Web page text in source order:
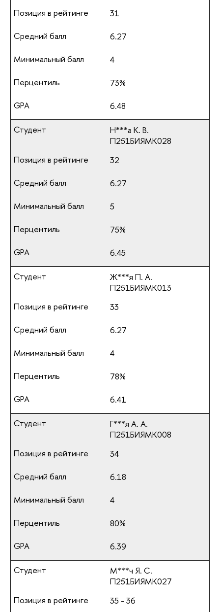
31
6.27
4
73%
6.48
Н***а К. В.
П251БИЯМК028
32
6.27
5
75%
6.45
Ж***я П. А.
П251БИЯМК013
33
6.27
4
78%
6.41
Г***я А. А.
П251БИЯМК008
34
6.18
4
80%
6.39
М***ч Я. С.
П251БИЯМК027
35 - 36